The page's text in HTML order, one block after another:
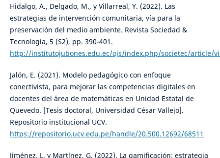
Hidalgo, A., Delgado, M., y Villarreal, Y. (2022). Las
estrategias de intervención comunitaria, vía para la
preservación del medio ambiente. Revista Sociedad &
Tecnología, 5 (S2), pp. 390-401.
http://institutojubones.edu.ec/ojs/index.php/societec/article/
Jalón, E. (2021). Modelo pedagógico con enfoque
conectivista, para mejorar las competencias digitales en
docentes del área de matemáticas en Unidad Estatal de
Quevedo. [Tesis doctoral, Universidad César Vallejo].
Repositorio institucional UCV.
https://repositorio.ucv.edu.pe/handle/20.500.12692/68511
Jiménez, L. y Martínez, G. (2022). La gamificación: estrategia